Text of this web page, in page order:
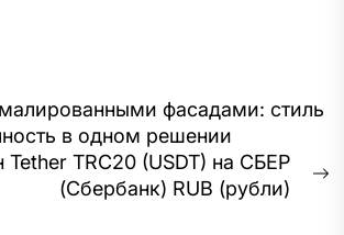
фасадами: стиль
в одном решении
TRC20 (USDT) на СБЕР
(Сбербанк) RUB (рубли)